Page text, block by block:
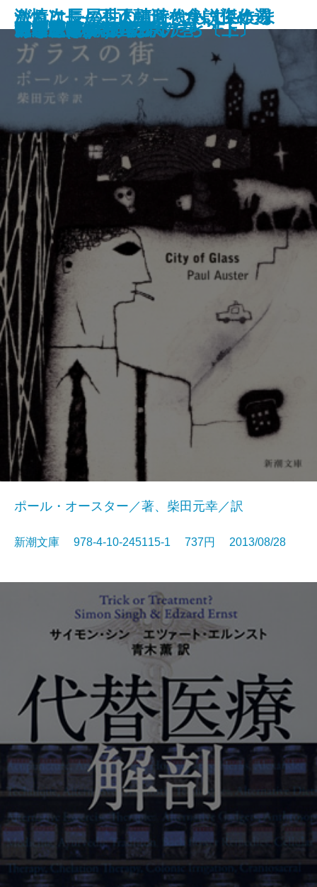
隅の風景
管見妄語 始末に困る人
これはこの世のことならず―たま
しくる―
たまゆら
激情次長―不正融資を食い止めろ
―
羽越本線 北の追跡者
死ぬときに後悔すること25
図南の翼 十二国記
黒田如水
がんこ長屋―人情時代小説傑作選
―
ガラスの街
ポール・オースター／著、柴田元幸／訳
新潮文庫 978-4-10-245115-1 737円 2013/08/28
代替医療解剖
トモスイ
三国志(十) 五丈原の巻
つぎはぎプラネット
田辺聖子の古典まんだら〔上〕
田辺聖子の古典まんだら〔下〕
ガラシャ
あなたがいる場所
宮本武蔵(八)